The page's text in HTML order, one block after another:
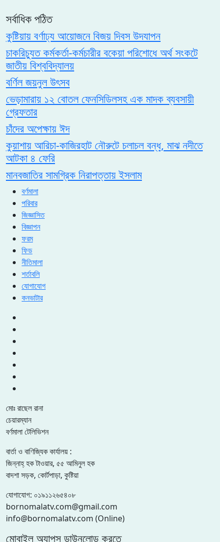
সর্বাধিক পঠিত
কুষ্টিয়ায় বর্ণাঢ্য আয়োজনে বিজয় দিবস উদযাপন
চাকরিচ্যুত কর্মকর্তা-কর্মচারীর বকেয়া পরিশোধে অর্থ সংকটে
জাতীয় বিশ্ববিদ্যালয়
বর্ণিল জয়নুল উৎসব
ভেড়ামারায় ১২ বোতল ফেনসিডিলসহ এক মাদক ব্যবসায়ী
গ্রেফতার
চাঁদের অপেক্ষায় ঈদ
কুয়াশায় আরিচা-কাজিরহাট নৌরুটে চলাচল বন্ধ, মাঝ নদীতে
আটকা ৪ ফেরি
মানবজাতির সামগ্রিক নিরাপত্তায় ইসলাম
বর্ণমালা
পরিবার
জিজ্ঞাসিত
বিজ্ঞাপন
ফরম
ফিড
নীতিমালা
শর্তাবলি
যোগাযোগ
কনভাটার
মোঃ রাছেল রানা
চেয়ারম্যান
বর্ণমালা টেলিভিশন
বার্তা ও বাণিজ্যিক কার্যালয় :
জিন্নাহ্ হক টাওয়ার, ৫৫ আমিনুল হক
বাদশা সড়ক, কোর্টপাড়া, কুষ্টিয়া
যোগাযোগ: ০১৯১১২৬৫৪০৮
bornomalatv.com@gmail.com
info@bornomalatv.com (Online)
মোবাইল অ্যাপস ডাউনলোড করতে